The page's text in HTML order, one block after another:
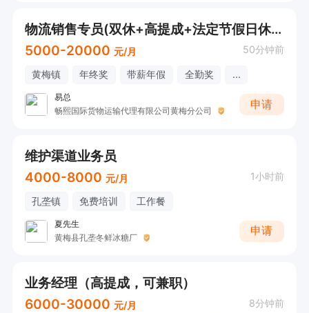
物流销售专员(双休+高提成+法定节假日休息）
5000-20000 元/月 50分钟前
黄梅镇 年终奖 带薪年假 全勤奖 ...
易总
畅熙国际货物运输代理有限公司黄梅分公司
申请
维护渠道业务员
4000-8000 元/月 1小时前
孔垄镇 免费培训 工作餐
夏先生
黄梅县孔垄冬鲜冰糖厂
申请
业务经理（高提成，可兼职）
6000-30000 元/月 8分钟前